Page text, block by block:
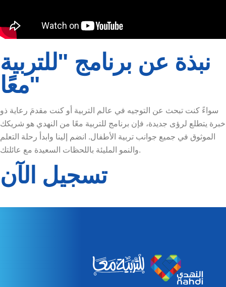
نبذة عن برنامج "للتربية
معًا"
سواءً كنت تبحث عن التوجيه في عالم التربية أو كنت مقدمَ رعاية ذو
خبرة يتطلع لرؤى جديدة، فإن برنامج للتربية معًا من النهدي هو شريكك
الموثوق في جميع جوانب تربية الأطفال. انضم إلينا وابدأ رحلة التعلم
والنمو المليئة باللحظات السعيدة مع عائلتك.
تسجيل الآن